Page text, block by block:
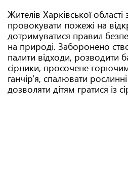
Жителів Харківської
провокувати пожежі на
дотримуватися правил
на природі. Заборонено
палити відходи, розводити
сірники, просочене
ганчір'я, спалювати
дозволяти дітям гратися із